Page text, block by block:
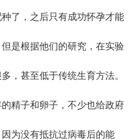
，之后只有成功怀孕才能
是根据他们的研究，在实验
，甚至低于传统生育方法。
子和卵子，不少也给政府
为没有抵抗过病毒后的能